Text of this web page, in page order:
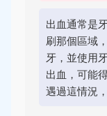
出血通常是
刷那個區域
牙，並使用
出血，可能
遇過這情況